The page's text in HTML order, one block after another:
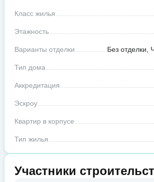
Класс жилья
Этажность
Варианты отделки Без отделки,
Тип дома
Аккредитация
Эскроу
Квартир в корпусе
Тип жилья
Участники